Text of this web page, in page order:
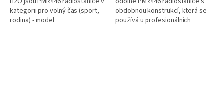
kategorii pro volný čas (sport,
rodina) - model
A9P00811YWCMAG (MT00037).
obdobnou konstrukcí, která se
používá u profesionálních
radiostanic Motorola....